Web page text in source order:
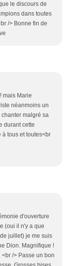
le discours de
dans toutes
/> Bonne fin de
mais Marie
néanmoins un
malgré sa
durant cette
et toutes<br
/>
d'ouverture
(oui il n'y a que
juillet) je me suis
Dion. Magnifique !
/> Passe un bon